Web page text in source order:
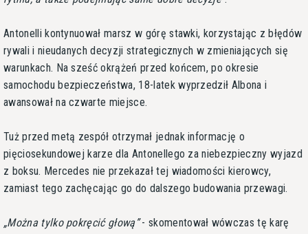
Antonelli kontynuował marsz w górę stawki, korzystając z błędów
rywali i nieudanych decyzji strategicznych w zmieniających się
warunkach. Na sześć okrążeń przed końcem, po okresie
samochodu bezpieczeństwa, 18-latek wyprzedził Albona i
awansował na czwarte miejsce.
Tuż przed metą zespół otrzymał jednak informację o
pięciosekundowej karze dla Antonellego za niebezpieczny wyjazd
z boksu. Mercedes nie przekazał tej wiadomości kierowcy,
zamiast tego zachęcając go do dalszego budowania przewagi.
Można tylko pokręcić głową - skomentował wówczas tę karę